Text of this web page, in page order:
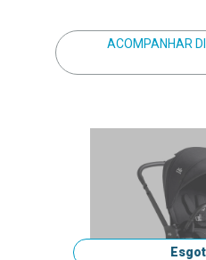
ACOMPANHAR